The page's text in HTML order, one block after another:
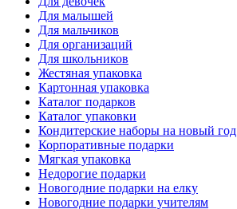
Для малышей
Для мальчиков
Для организаций
Для школьников
Жестяная упаковка
Картонная упаковка
Каталог подарков
Каталог упаковки
Кондитерские наборы на новый год
Корпоративные подарки
Мягкая упаковка
Недорогие подарки
Новогодние подарки на елку
Новогодние подарки учителям